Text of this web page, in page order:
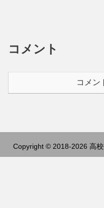
コメント
コメン
Copyright © 2018-2026 高